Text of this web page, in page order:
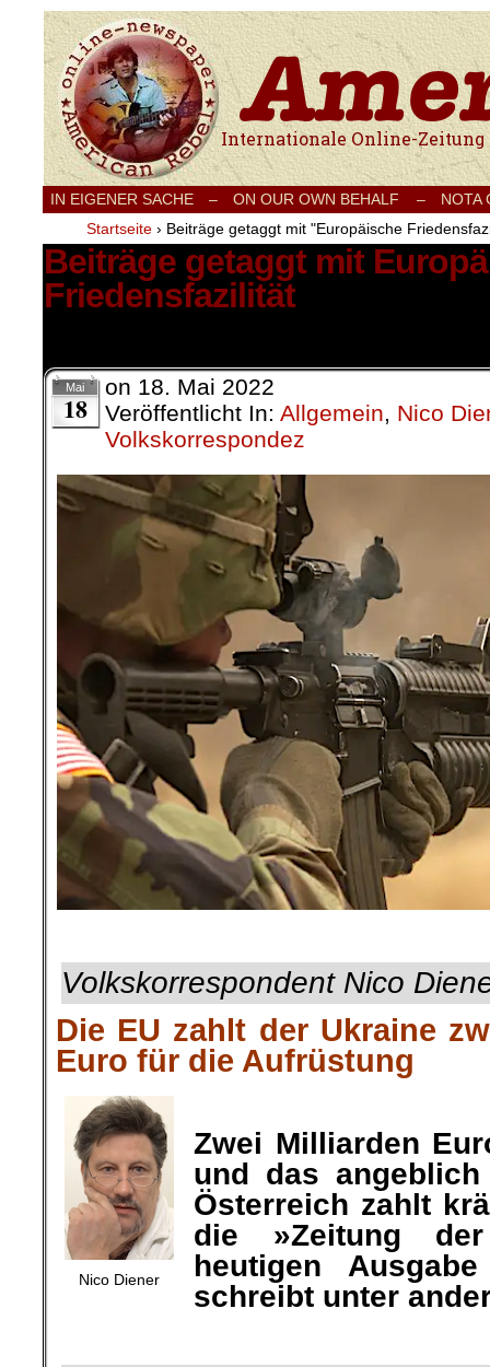
Internationale Onlinezeitung für Frieden,
IN EIGENER SACHE – ON OUR OWN BEHALF –
NOTA
Startseite › Beiträge getaggt mit "Europäische
Beiträge getaggt mit
Friedensfazilität
Mai
18
on 18. Mai 2022
Veröffentlicht In: Allgemein, Nico
Volkskorrespondez
Volkskorrespondent Nico
Die EU zahlt der Ukraine
Euro für die Aufrüstung
Nico Diener
Zwei Milliarden
und das
Österreich zahlt
die »Zeitung
heutigen
schreibt unter